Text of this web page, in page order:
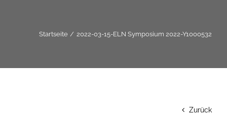
Startseite 2022-03-15-ELN Symposium 2022-Y1000532
Zurück